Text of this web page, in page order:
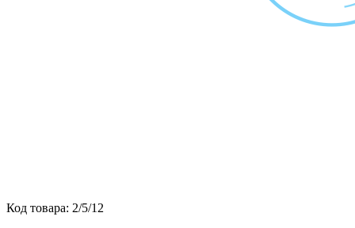
Код товара: 2/5/12